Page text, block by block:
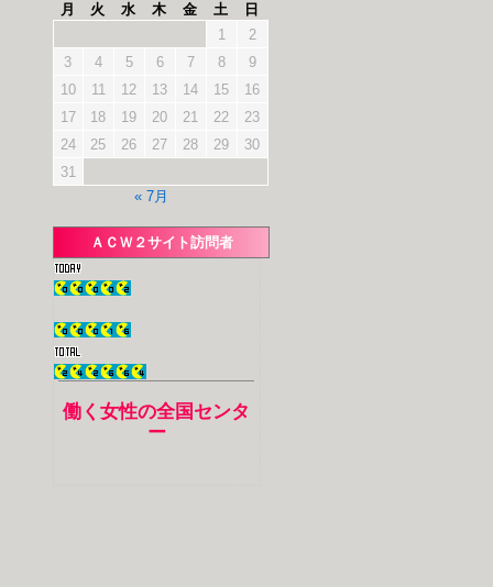
月 火 水 木 金 土
日
1
2
3
4 5 6 7 8
9
10
11 12 13 14 15
16
17
18 19 20 21 22
23
24
25 26 27 28 29
30
31
« 7月
ＡＣＷ２サイト訪問者
働く女性の全国センタ
ー